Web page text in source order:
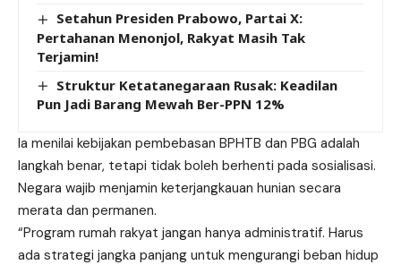
Setahun Presiden Prabowo, Partai X:
Pertahanan Menonjol, Rakyat Masih Tak
Terjamin!
Struktur Ketatanegaraan Rusak: Keadilan
Pun Jadi Barang Mewah Ber-PPN 12%
Ia menilai kebijakan pembebasan BPHTB dan PBG adalah
langkah benar, tetapi tidak boleh berhenti pada sosialisasi.
Negara wajib menjamin keterjangkauan hunian secara
merata dan permanen.
“Program rumah rakyat jangan hanya administratif. Harus
ada strategi jangka panjang untuk mengurangi beban hidup